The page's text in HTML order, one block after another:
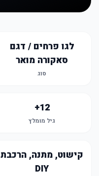
לגו פרחים / דגם
סאקורה מואר
סוג
12+
גיל מומלץ
קישוט, מתנה, הרכבת
DIY